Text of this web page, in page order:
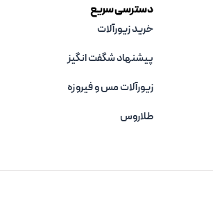
دسترسی سریع
خرید زیورآلات
پیشنهاد شگفت انگیز
زیورآلات مس و فیروزه‌
طلاروس